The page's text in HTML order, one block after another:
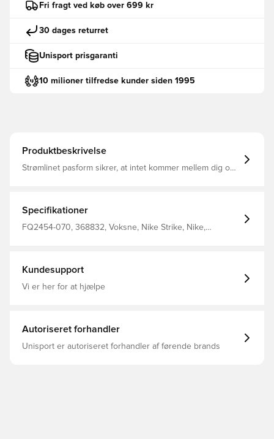
Fri fragt ved køb over 699 kr
30 dages returret
Unisport prisgaranti
10 milioner tilfredse kunder siden 1995
Produktbeskrivelse
Strømlinet pasform sikrer, at intet kommer mellem dig og
din hud for hurtigere fordampning og hjælper dig med at
Specifikationer
FQ2454-070, 368832, Voksne, Nike Strike, Nike,
Kundesupport
Vi er her for at hjælpe
Autoriseret forhandler
Unisport er autoriseret forhandler af førende brands